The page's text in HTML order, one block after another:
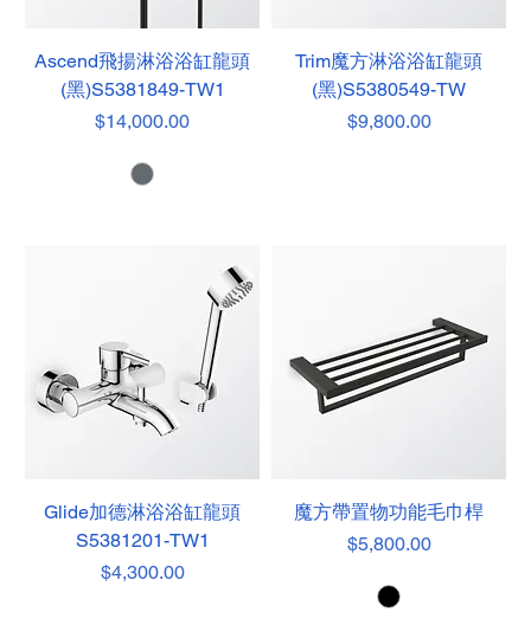
Ascend飛揚淋浴浴缸龍頭
(黑)S5381849-TW1
價格
$14,000.00
Trim魔方淋浴浴缸龍頭
(黑)S5380549-TW
價格
$9,800.00
Glide加德淋浴浴缸龍頭
S5381201-TW1
價格
$4,300.00
魔方帶置物功能毛巾桿
價格
$5,800.00